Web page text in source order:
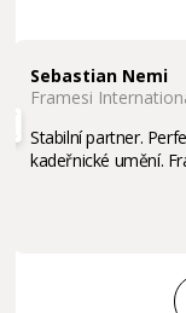
Sebastian Nemi
Framesi
Stabilní partner.
kadeřnické umění.